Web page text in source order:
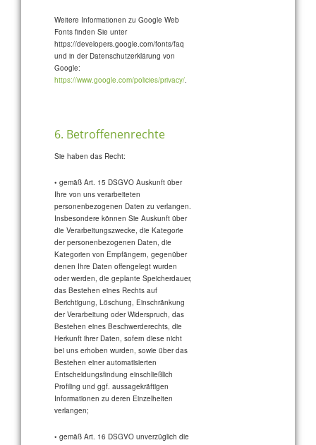
Weitere Informationen zu Google Web
Fonts finden Sie unter
https://developers.google.com/fonts/faq
und in der Datenschutzerklärung von
Google:
https://www.google.com/policies/privacy/.
6. Betroffenenrechte
Sie haben das Recht:
• gemäß Art. 15 DSGVO Auskunft über
Ihre von uns verarbeiteten
personenbezogenen Daten zu verlangen.
Insbesondere können Sie Auskunft über
die Verarbeitungszwecke, die Kategorie
der personenbezogenen Daten, die
Kategorien von Empfängern, gegenüber
denen Ihre Daten offengelegt wurden
oder werden, die geplante Speicherdauer,
das Bestehen eines Rechts auf
Berichtigung, Löschung, Einschränkung
der Verarbeitung oder Widerspruch, das
Bestehen eines Beschwerderechts, die
Herkunft ihrer Daten, sofern diese nicht
bei uns erhoben wurden, sowie über das
Bestehen einer automatisierten
Entscheidungsfindung einschließlich
Profiling und ggf. aussagekräftigen
Informationen zu deren Einzelheiten
verlangen;
• gemäß Art. 16 DSGVO unverzüglich die